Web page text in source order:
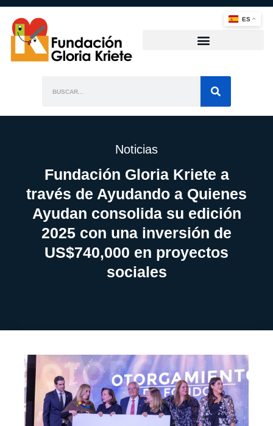
Noticias
Fundación Gloria Kriete a
través de Ayudando a Quienes
Ayudan consolida su edición
2025 con una inversión de
US$740,000 en proyectos
sociales
ES